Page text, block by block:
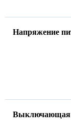
Напряжение
Выключающая